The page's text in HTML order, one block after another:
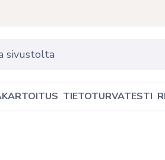
TIETOTURVATESTI